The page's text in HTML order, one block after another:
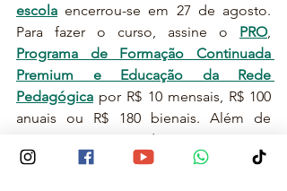
escola encerrou-se em 27 de agosto.
Para fazer o curso, assine o PRO
Programa de Formação Continuada
Premium e Educação da Rede
Pedagógica por R$ 10 mensais, R$ 100
anuais ou R$ 180 bienais. Além de
garantir acesso a todas as 17 Semanas
Rede Pedagógica já realizadas, o PRO